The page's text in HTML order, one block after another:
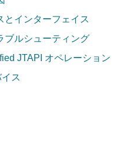
とインターフェイス
ブルシューティング
JTAPI オペレーション
ス